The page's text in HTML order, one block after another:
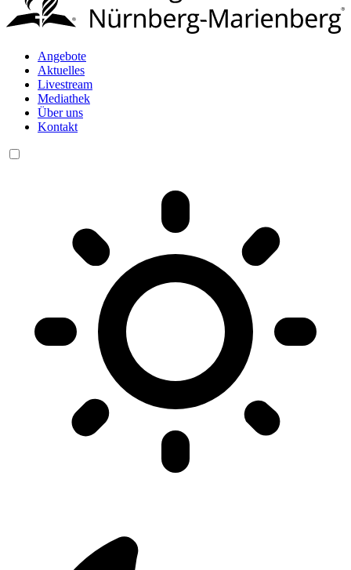
Angebote
Aktuelles
Livestream
Mediathek
Über uns
Kontakt